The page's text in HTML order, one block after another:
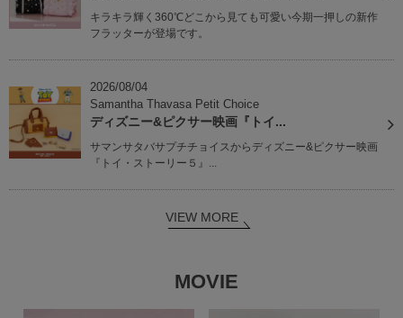
キラキラ輝く360℃どこから見ても可愛い今期一押しの新作
フラッターが登場です。
2026/08/04
Samantha Thavasa Petit Choice
ディズニー&ピクサー映画『トイ...
サマンサタバサプチチョイスからディズニー&ピクサー映画
『トイ・ストーリー５』...
VIEW MORE
MOVIE